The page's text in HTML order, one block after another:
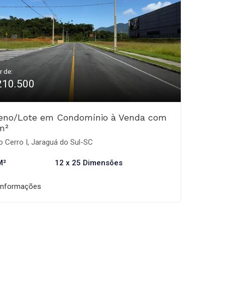
de:
Lote em Condomínio à Venda com
Cerro I, Jaraguá do Sul-SC
12 x 25 Dimensões